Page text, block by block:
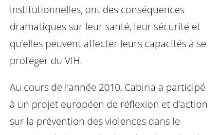
institutionnelles, ont des conséquences
dramatiques sur leur santé, leur sécurité et
qu’elles peuvent affecter leurs capacités à se
protéger du VIH.
Au cours de l’année 2010, Cabiria a participé
à un projet européen de réflexion et d’action
sur la prévention des violences dans le